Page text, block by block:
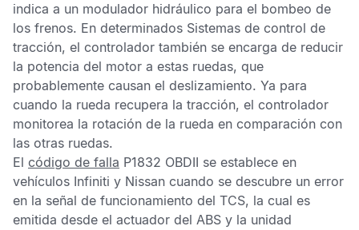
indica a un modulador hidráulico para el bombeo de
los frenos. En determinados Sistemas de control de
tracción, el controlador también se encarga de reducir
la potencia del motor a estas ruedas, que
probablemente causan el deslizamiento. Ya para
cuando la rueda recupera la tracción, el controlador
monitorea la rotación de la rueda en comparación con
las otras ruedas.
El código de falla P1832 OBDII se establece en
vehículos Infiniti y Nissan cuando se descubre un error
en la señal de funcionamiento del TCS, la cual es
emitida desde el actuador del ABS y la unidad